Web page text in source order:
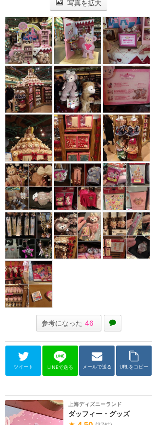
写真を拡大
参考になった 46
ツイート LINEで送る メールで送る URLをコピー
上海ディズニーランド
ダッフィー・グッズ